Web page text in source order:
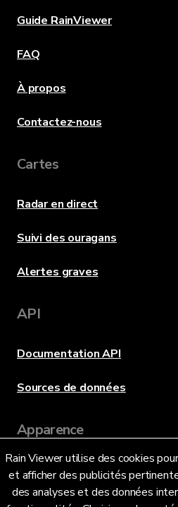
Rain Viewer utilise des cookies
et afficher des publicités
des analyses et des données
Guide RainViewer
FAQ
À propos
Contactez-nous
Cartes
Radar en direct
Suivi des ouragans
Alertes graves
API
Documentation API
Sources de données
Apparence
Langue